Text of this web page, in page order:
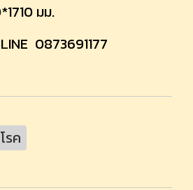
มม.
0873691177
รค